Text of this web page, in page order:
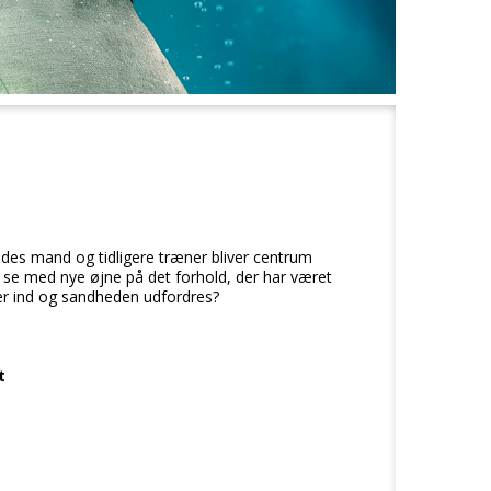
mand og tidligere træner bliver centrum
med nye øjne på det forhold, der har været
og sandheden udfordres?